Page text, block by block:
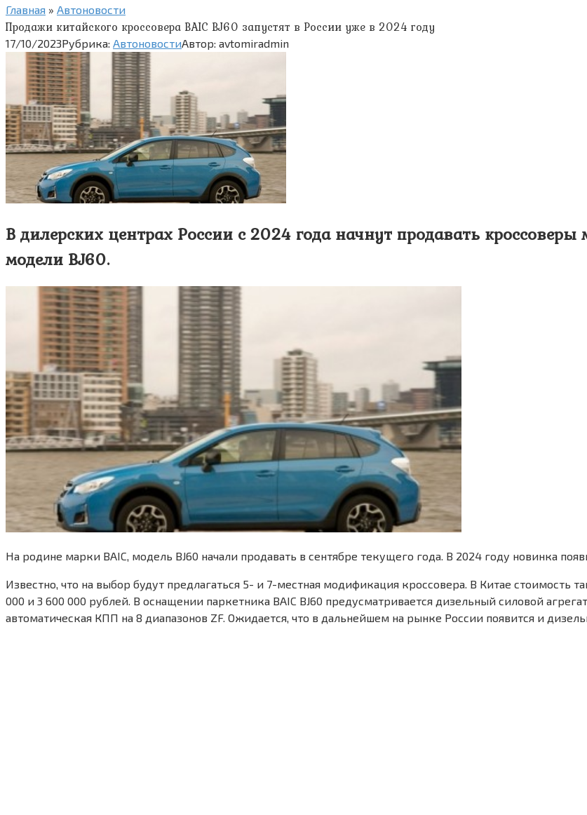
Главная » Автоновости
Продажи китайского кроссовера BAIC BJ60 запустят в России уже в 2024 году
17/10/2023Рубрика: АвтоновостиАвтор: avtomiradmin
В дилерских центрах России с 2024 года начнут продавать
модели BJ60.
На родине марки BAIC, модель BJ60 начали продавать в сентябре текущего года. В 2024 году новинка
Известно, что на выбор будут предлагаться 5- и 7-местная модификация кроссовера. В Китае стоимость
000 и 3 600 000 рублей. В оснащении паркетника BAIC BJ60 предусматривается дизельный силовой
автоматическая КПП на 8 диапазонов ZF. Ожидается, что в дальнейшем на рынке России появится и